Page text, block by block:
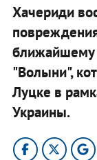
Хачериди
ближайшему
"Волыни",
Луцке в
Украины.